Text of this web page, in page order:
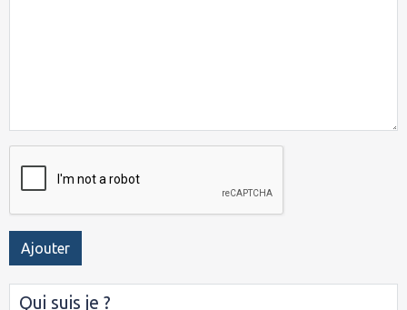
Ajouter
Qui suis je ?